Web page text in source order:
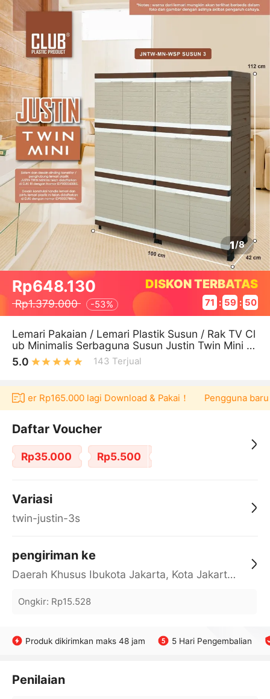
1/8
Rp648.130
Rp1.379.000 -53%
DISKON TERBATAS
71 : 59 : 50
Lemari Pakaian / Lemari Plastik Susun / Rak TV Cl
ub Minimalis Serbaguna Susun Justin Twin Mini Cl
ub - 3 Susun
5.0 143 Terjual
Rp165.000 lagi Download & Pakai！ Pengguna baru
Daftar Voucher
Rp35.000 Rp5.500
Variasi
twin-justin-3s
pengiriman ke
Daerah Khusus Ibukota Jakarta, Kota Jakarta Barat, Cengkareng, yy
Ongkir: Rp15.528
Produk dikirimkan maks 48 jam 5 Hari Pengembalian
Penilaian